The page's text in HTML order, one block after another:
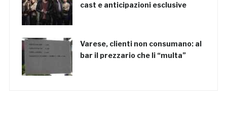
cast e anticipazioni esclusive
Varese, clienti non consumano: al
bar il prezzario che li “multa”